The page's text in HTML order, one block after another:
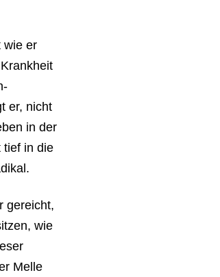
wie er
er, nicht
in der
tief in die
gereicht,
wie
Melle